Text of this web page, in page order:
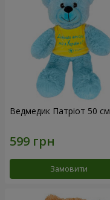
Ведмедик Патріот 50 см
Замовити